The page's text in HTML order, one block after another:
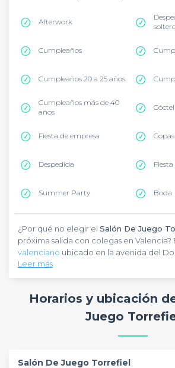
Afterwork
Cumpleaños
Cumpleaños 20 a 25 años
Cumpleaños más de 40
años
Fiesta de empresa
Despedida
Summer Party Boda
¿Por qué no elegir el Salón De Juego
próxima salida con colegas en Valencia?
valenciano ubicado en la avenida del
Aleixandre, en el barrio de La Saïdia.
tomar la línea 4 del tranvía y bajar en la
ElSalón De Juego Torrefieles un bar y
y lujoso. Perfecto para una salida en
varias salas VIP modernas y equipadas
máximo. Es un lugar ideal para ver un
relajarte en una noche entre colegas.
el bar cuenta con varias opciones de
Salón De Juego Torrefiel
también es
dedicado a eventos privados y
cumpleaños, despedidas de soltero,
Leer más
Horarios y ubicación
Juego
Salón De Juego Torrefiel